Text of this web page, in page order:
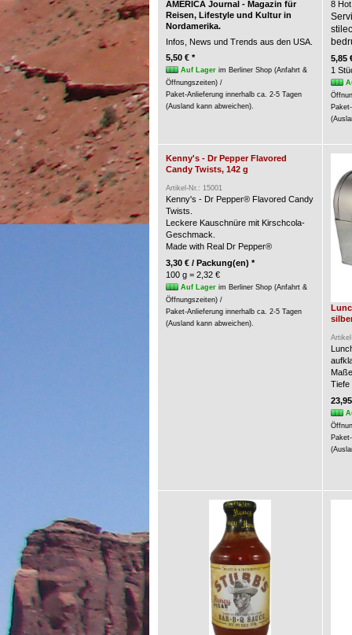
AMERICA Journal - Magazin für
Reisen, Lifestyle und Kultur in
Nordamerika.
Infos, News und Trends aus den USA.
5,50 € *
Auf Lagerim Berliner Shop (Anfahrt &
Öffnungszeiten) /
Paket-Anlieferung innerhalb ca. 2-5 Tagen
(Ausland kann abweichen).
8
5,85
1
Kenny's - Dr Pepper Flavored
Candy Twists, 142 g
Artikel-Nr.: 15001
Kenny's - Dr Pepper® Flavored Candy
Twists.
Leckere Kauschnüre mit Kirschcola-
Geschmack.
Made with Real Dr Pepper®
3,30 € / Packung(en) *
100 g = 2,32 €
Auf Lagerim Berliner Shop (Anfahrt &
Öffnungszeiten) /
Paket-Anlieferung innerhalb ca. 2-5 Tagen
(Ausland kann abweichen).
Tiefe